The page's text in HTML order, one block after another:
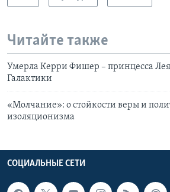
Читайте также
Умерла Керри Фишер – принцесса
Галактики
«Молчание»: о стойкости веры и
изоляционизма
СОЦИАЛЬНЫЕ СЕТИ